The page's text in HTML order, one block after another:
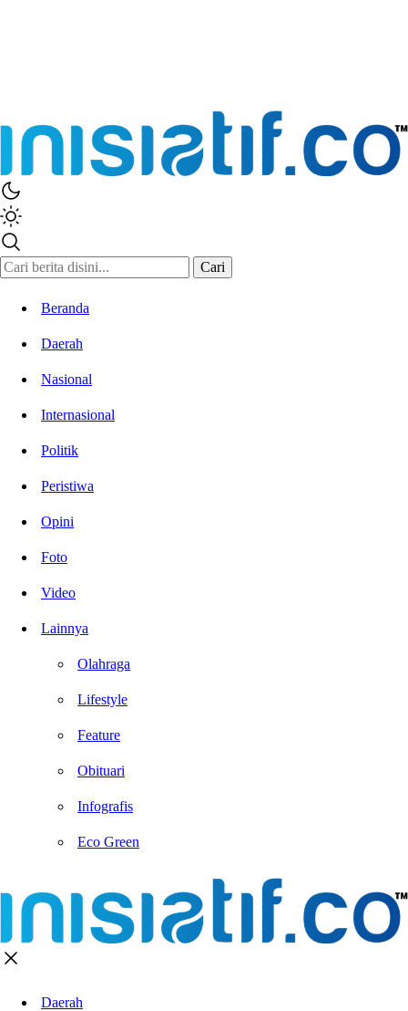
Inisiatif.co
Stay Connected Stay Informed
Cari
Beranda
Daerah
Nasional
Internasional
Politik
Peristiwa
Opini
Foto
Video
Lainnya
Olahraga
Lifestyle
Feature
Obituari
Infografis
Eco Green
Daerah